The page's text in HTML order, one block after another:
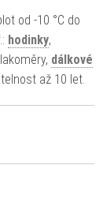
od -10 °C do
hodinky,
dálkové
až 10 let.